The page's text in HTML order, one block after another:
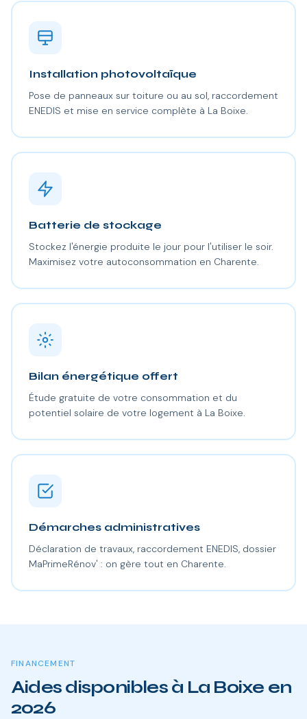
Installation photovoltaïque
Pose de panneaux sur toiture ou au sol, raccordement
ENEDIS et mise en service complète à La Boixe.
Batterie de stockage
Stockez l'énergie produite le jour pour l'utiliser le soir.
Maximisez votre autoconsommation en Charente.
Bilan énergétique offert
Étude gratuite de votre consommation et du
potentiel solaire de votre logement à La Boixe.
Démarches administratives
Déclaration de travaux, raccordement ENEDIS, dossier
MaPrimeRénov' : on gère tout en Charente.
FINANCEMENT
Aides disponibles à La Boixe en
2026